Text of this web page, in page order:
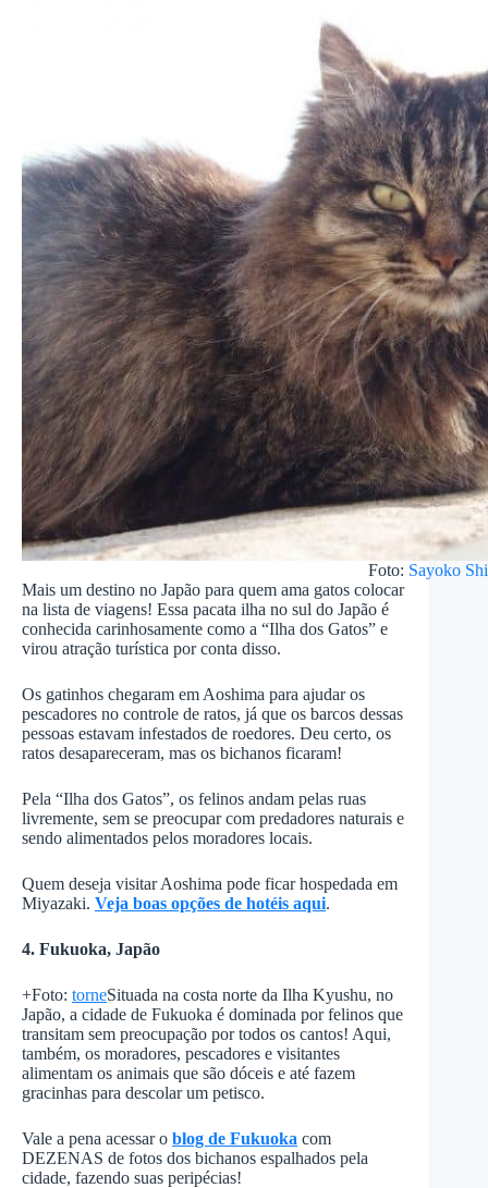
Foto: Sayoko
Mais um destino no Japão para quem ama gatos colocar
na lista de viagens! Essa pacata ilha no sul do Japão é
conhecida carinhosamente como a “Ilha dos Gatos” e
virou atração turística por conta disso.
Os gatinhos chegaram em Aoshima para ajudar os
pescadores no controle de ratos, já que os barcos dessas
pessoas estavam infestados de roedores. Deu certo, os
ratos desapareceram, mas os bichanos ficaram!
Pela “Ilha dos Gatos”, os felinos andam pelas ruas
livremente, sem se preocupar com predadores naturais e
sendo alimentados pelos moradores locais.
Quem deseja visitar Aoshima pode ficar hospedada em
Miyazaki. Veja boas opções de hotéis aqui.
4. Fukuoka, Japão
+Foto: torneSituada na costa norte da Ilha Kyushu, no
Japão, a cidade de Fukuoka é dominada por felinos que
transitam sem preocupação por todos os cantos! Aqui,
também, os moradores, pescadores e visitantes
alimentam os animais que são dóceis e até fazem
gracinhas para descolar um petisco.
Vale a pena acessar o blog de Fukuoka com
DEZENAS de fotos dos bichanos espalhados pela
cidade, fazendo suas peripécias!